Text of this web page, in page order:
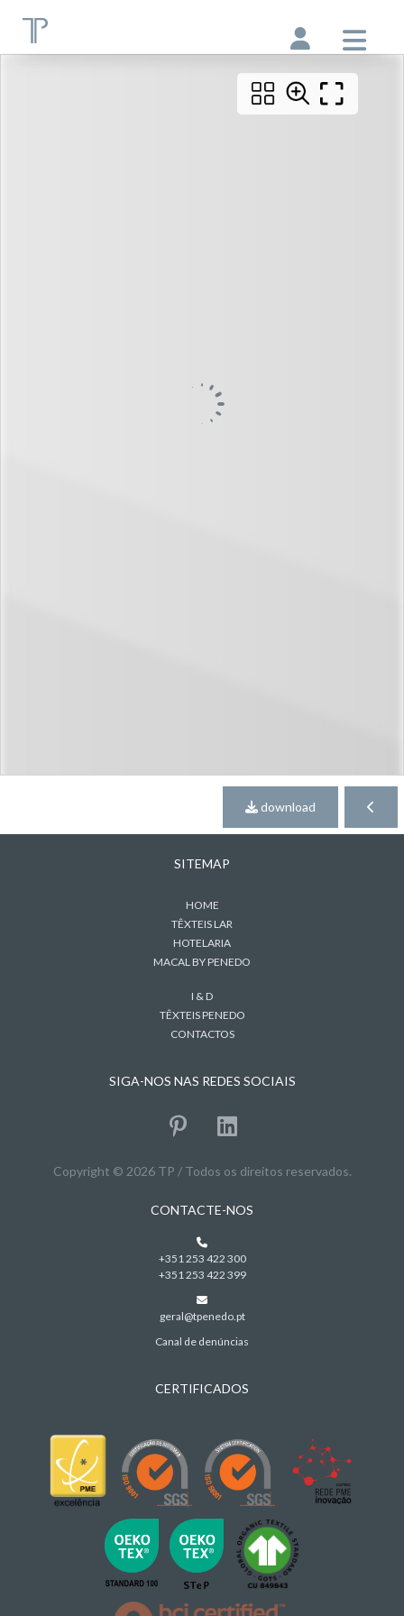
download
SITEMAP
HOME
TÊXTEIS LAR
HOTELARIA
MACAL BY PENEDO
I & D
TÊXTEIS PENEDO
CONTACTOS
SIGA-NOS NAS REDES SOCIAIS
Copyright © 2026 TP / Todos os direitos reservados.
CONTACTE-NOS
+351 253 422 300
+351 253 422 399
geral@tpenedo.pt
Canal de denúncias
CERTIFICADOS